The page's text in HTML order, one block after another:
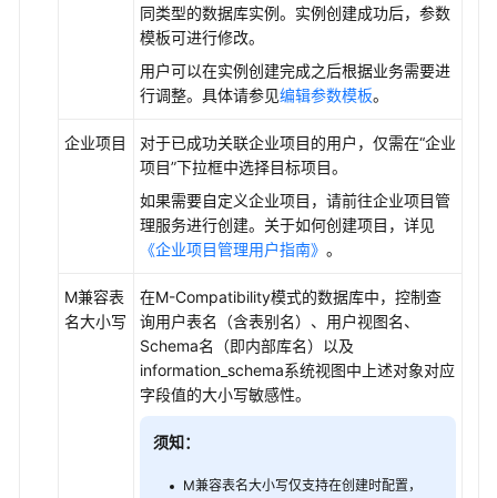
同类型的数据库实例。实例创建成功后，参数
模板可进行修改。
用户可以在实例创建完成之后根据业务需要进
行调整。具体请参见编辑参数模板。
企业项目
对于已成功关联企业项目的用户，仅需在“企业
项目”下拉框中选择目标项目。
如果需要自定义企业项目，请前往企业项目管
理服务进行创建。关于如何创建项目，详见
《企业项目管理用户指南》 。
M兼容表
名大小写
在M-Compatibility模式的数据库中，控制查
询用户表名（含表别名）、用户视图名、
Schema名（即内部库名）以及
information_schema系统视图中上述对象对应
字段值的大小写敏感性。
须知：
M兼容表名大小写仅支持在创建时配置，